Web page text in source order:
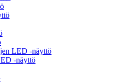
LED -näyttö
-näyttö